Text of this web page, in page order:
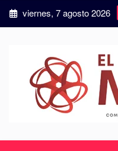
viernes, 7 agosto 2026